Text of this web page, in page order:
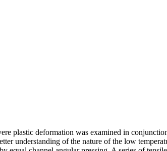
plastic deformation was examined in
understanding of the nature of the low